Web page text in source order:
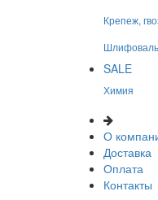
Крепеж,
SALE
Химия
О
Доставка
Оплата
Контакты